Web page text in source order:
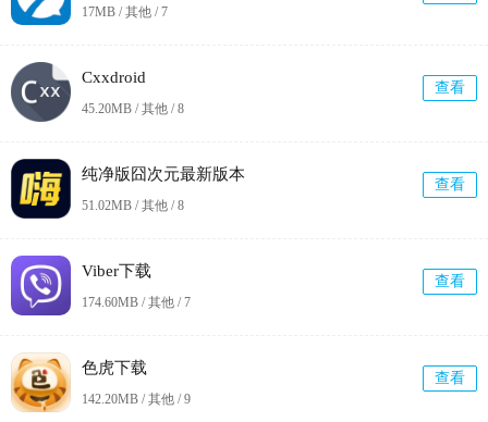
17MB / 其他 /7
Cxxdroid
45.20MB / 其他 /8
查看
纯净版囧次元最新版本
51.02MB / 其他 /8
查看
Viber下载
174.60MB / 其他 /7
查看
色虎下载
142.20MB / 其他 /9
查看